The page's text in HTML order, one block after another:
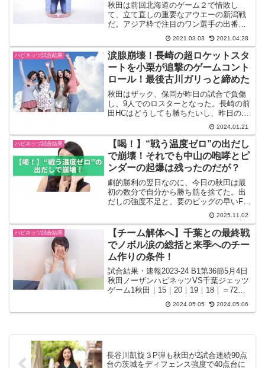
秋田は前回北海道のゲーム２で惜敗し
て、立て直しの重要なアウエーの新潟戦
だ。アジア枠で注目のワン選手の出番は
あるのか？コールビー選手の穴が埋まる
パフォーマンスができるのか？チャンピ
オンシップを諦めていないならば選手の
覚悟が問われる試合になる。...
2021.03.03 2021.04.28
ハピネッツ試合結果
涙腺崩壊！長崎の超ロケットスタ
ートを小栗が追撃のゲームコント
ロール！最後古川ガリっと締めた
秋田はザック、保岡が昨日の試合で負傷
し、9人でのロスターとなった。長崎の前
田HCはどうしても勝ちたいし、昨日のデ
ーターを駆使して戦いとなる。何よりも
悔しい負け方をしたので、ゲームの入り
が注目される。試合結果・速報2023-24
B1第18節...
2024.01.21
ハピネッツ試合結果
【喝！】“戦う温度ゼロ”の出だし
で崩壊！それでも中山の咆哮とピ
ンダーの起爆は残ったのだが？
劇的勝利の翌日なのに、今日の秋田は最
初の数分で自分から勝ち筋を捨てた。出
だしの強度不足と、要のビッグの早いF2
——この二つで試合の根が折れた。前半
だけで36-58。滋賀の「走力×縦圧」に面
の皮を剥がされ、89-73で完敗。ここで
は“超・辛口...
2025.11.02
ハピネッツ試合結果
【チーム解体へ】千葉との最終戦
でノボル涙の総括と来季へのチー
ム作りの条件！
試合結果・速報2023-24 B1第36節5月4日
秋田ノーザンハピネッツVS千葉ジェッツ
ゲーム1秋田｜15｜20｜19｜18｜＝72千
葉｜27｜15｜27｜19｜＝88秋田はゲーム
の入りから思うようなリズムでオフェン
2024.05.05 2024.05.06
長谷川凱旋３P弾も秋田が2試合連続90点
台の茨城をディフェンス強度で40点台に